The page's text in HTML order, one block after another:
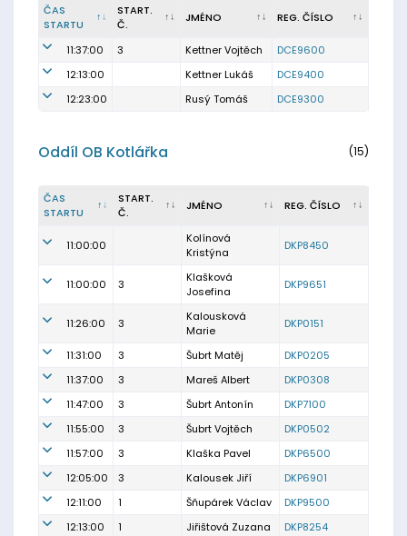
ČAS
STARTU
START.
Č.
JMÉNO REG. ČÍSLO
11:37:00 3 Kettner Vojtěch
DCE9600
12:13:00
Kettner Lukáš
DCE9400
12:23:00
Rusý Tomáš DCE9300
Oddíl OB Kotlářka (15)
ČAS
STARTU
START.
Č.
JMÉNO REG. ČÍSLO
11:00:00
Kolínová
Kristýna
DKP8450
11:00:00 3
Klašková
Josefina
DKP9651
11:26:00 3
Kalousková
Marie
DKP0151
11:31:00 3 Šubrt Matěj
DKP0205
11:37:00
3 Mareš Albert
DKP0308
11:47:00
3 Šubrt Antonín
DKP7100
11:55:00
3 Šubrt Vojtěch
DKP0502
11:57:00
3 Klaška Pavel
DKP6500
12:05:00
3 Kalousek Jiří
DKP6901
12:11:00
1 Šňupárek Václav
DKP9500
12:13:00
1 Jiřištová Zuzana DKP8254